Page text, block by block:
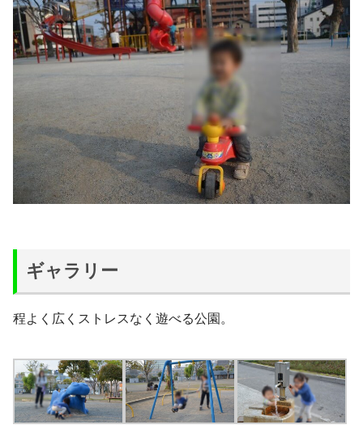
ギャラリー
程よく広くストレスなく遊べる公園。